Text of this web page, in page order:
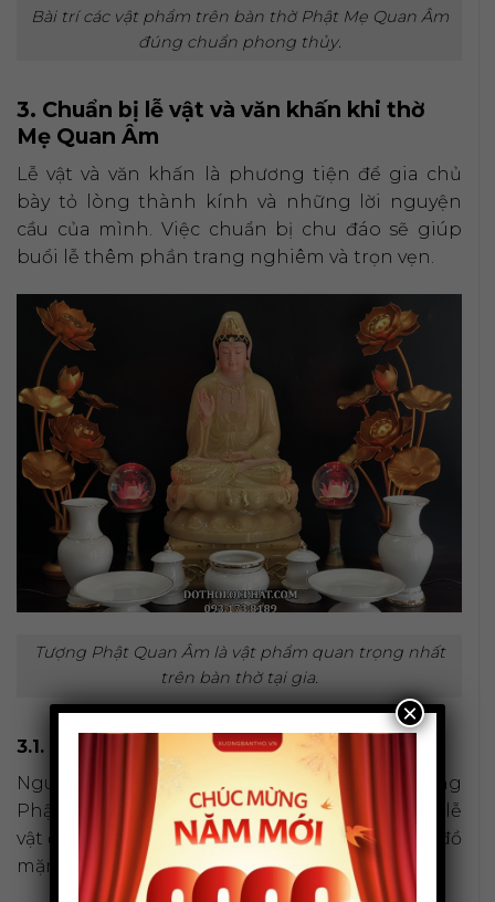
Bài trí các vật phẩm trên bàn thờ Phật Mẹ Quan Âm
đúng chuẩn phong thủy.
3. Chuẩn bị lễ vật và văn khấn khi thờ
Mẹ Quan Âm
Lễ vật và văn khấn là phương tiện để gia chủ
bày tỏ lòng thành kính và những lời nguyện
cầu của mình. Việc chuẩn bị chu đáo sẽ giúp
buổi lễ thêm phần trang nghiêm và trọn vẹn.
Tượng Phật Quan Âm là vật phẩm quan trọng nhất
trên bàn thờ tại gia.
3.1. Lễ vật dâng cúng cần chuẩn bị những gì?
Nguyên tắc cốt lõi khi chuẩn bị lễ vật dâng cúng
Phật Quan Âm là sự thanh tịnh. Do đó, tất cả lễ
vật đều phải là đồ chay, tuyệt đối không cúng đồ
mặn.
×